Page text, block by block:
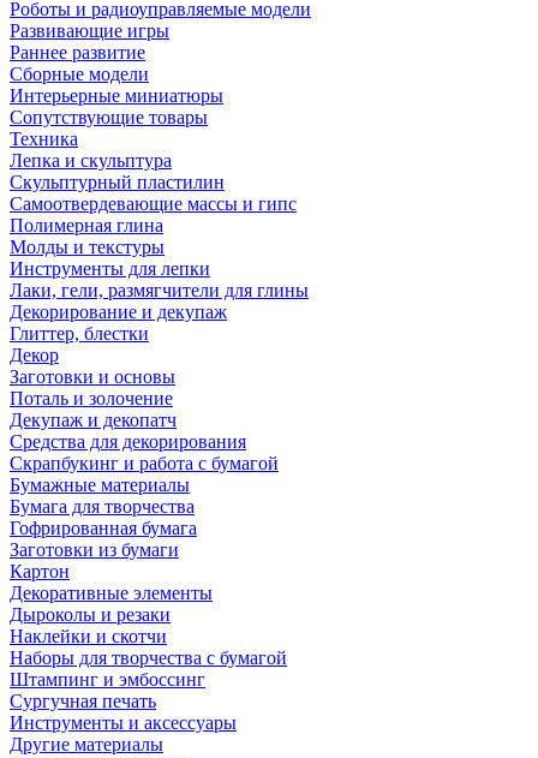
Роботы и радиоуправляемые модели
Развивающие игры
Раннее развитие
Сборные модели
Интерьерные миниатюры
Сопутствующие товары
Техника
Лепка и скульптура
Скульптурный пластилин
Самоотвердевающие массы и гипс
Полимерная глина
Молды и текстуры
Инструменты для лепки
Лаки, гели, размягчители для глины
Декорирование и декупаж
Глиттер, блестки
Декор
Заготовки и основы
Поталь и золочение
Декупаж и декопатч
Средства для декорирования
Скрапбукинг и работа с бумагой
Бумажные материалы
Бумага для творчества
Гофрированная бумага
Заготовки из бумаги
Картон
Декоративные элементы
Дыроколы и резаки
Наклейки и скотчи
Наборы для творчества с бумагой
Штампинг и эмбоссинг
Сургучная печать
Инструменты и аксессуары
Другие материалы